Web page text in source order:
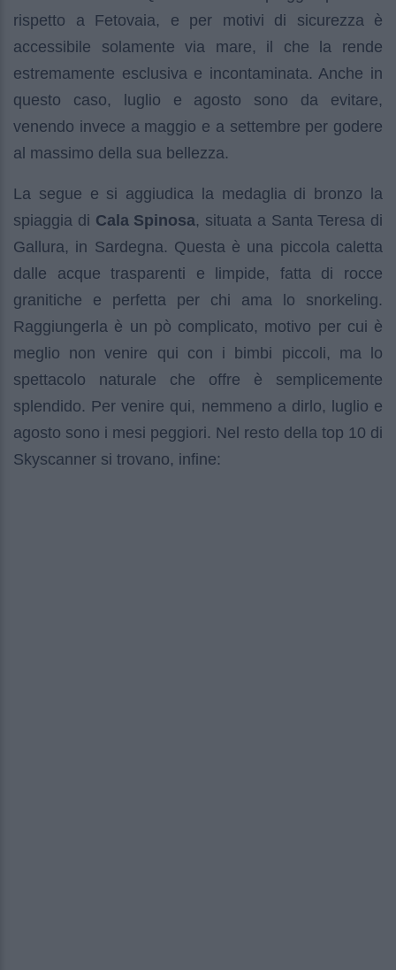
rispetto a Fetovaia, e per motivi di sicurezza è
accessibile solamente via mare, il che la rende
estremamente esclusiva e incontaminata. Anche in
questo caso, luglio e agosto sono da evitare,
venendo invece a maggio e a settembre per godere
al massimo della sua bellezza.
La segue e si aggiudica la medaglia di bronzo la
spiaggia di Cala Spinosa, situata a Santa Teresa di
Gallura, in Sardegna. Questa è una piccola caletta
dalle acque trasparenti e limpide, fatta di rocce
granitiche e perfetta per chi ama lo snorkeling.
Raggiungerla è un pò complicato, motivo per cui è
meglio non venire qui con i bimbi piccoli, ma lo
spettacolo naturale che offre è semplicemente
splendido. Per venire qui, nemmeno a dirlo, luglio e
agosto sono i mesi peggiori. Nel resto della top 10 di
Skyscanner si trovano, infine: